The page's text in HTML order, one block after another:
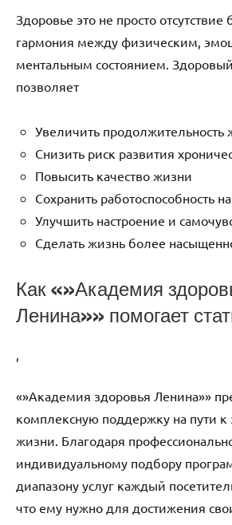
Здоровье это не просто отсутствие
гармония между физическим,
ментальным состоянием.
позволяет
Увеличить продолжительность
Снизить риск развития
Повысить качество жизни
Сохранить работоспособность
Улучшить настроение и
Сделать жизнь более
Как «»Академия
Ленина»» помогает
«»Академия здоровья Ленина»»
комплексную поддержку на пути к
жизни. Благодаря
индивидуальному подбору
диапазону услуг каждый
что ему нужно для достижения